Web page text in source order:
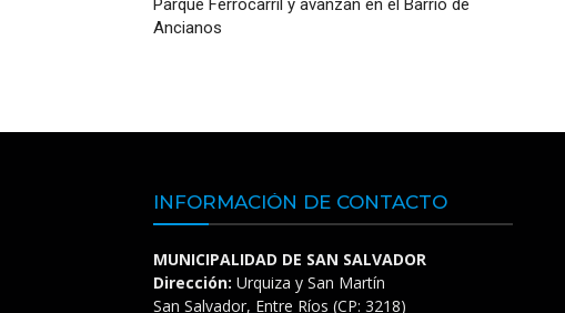
Parque Ferrocarril y avanzan en el Barrio de
Ancianos
INFORMACIÓN DE CONTACTO
MUNICIPALIDAD DE SAN SALVADOR
Dirección: Urquiza y San Martín
San Salvador, Entre Ríos (CP: 3218)